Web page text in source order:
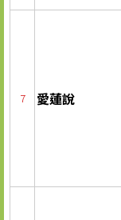
7 愛蓮說